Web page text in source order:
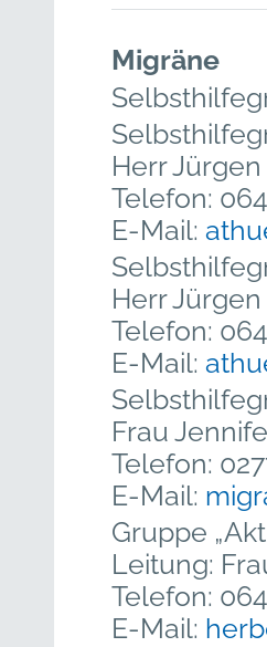
Migräne
Herr
Telefon:
E-Mail:
Herr
Telefon:
E-Mail:
Frau
Telefon:
E-Mail:
Gruppe
Leitung:
Telefon:
E-Mail: